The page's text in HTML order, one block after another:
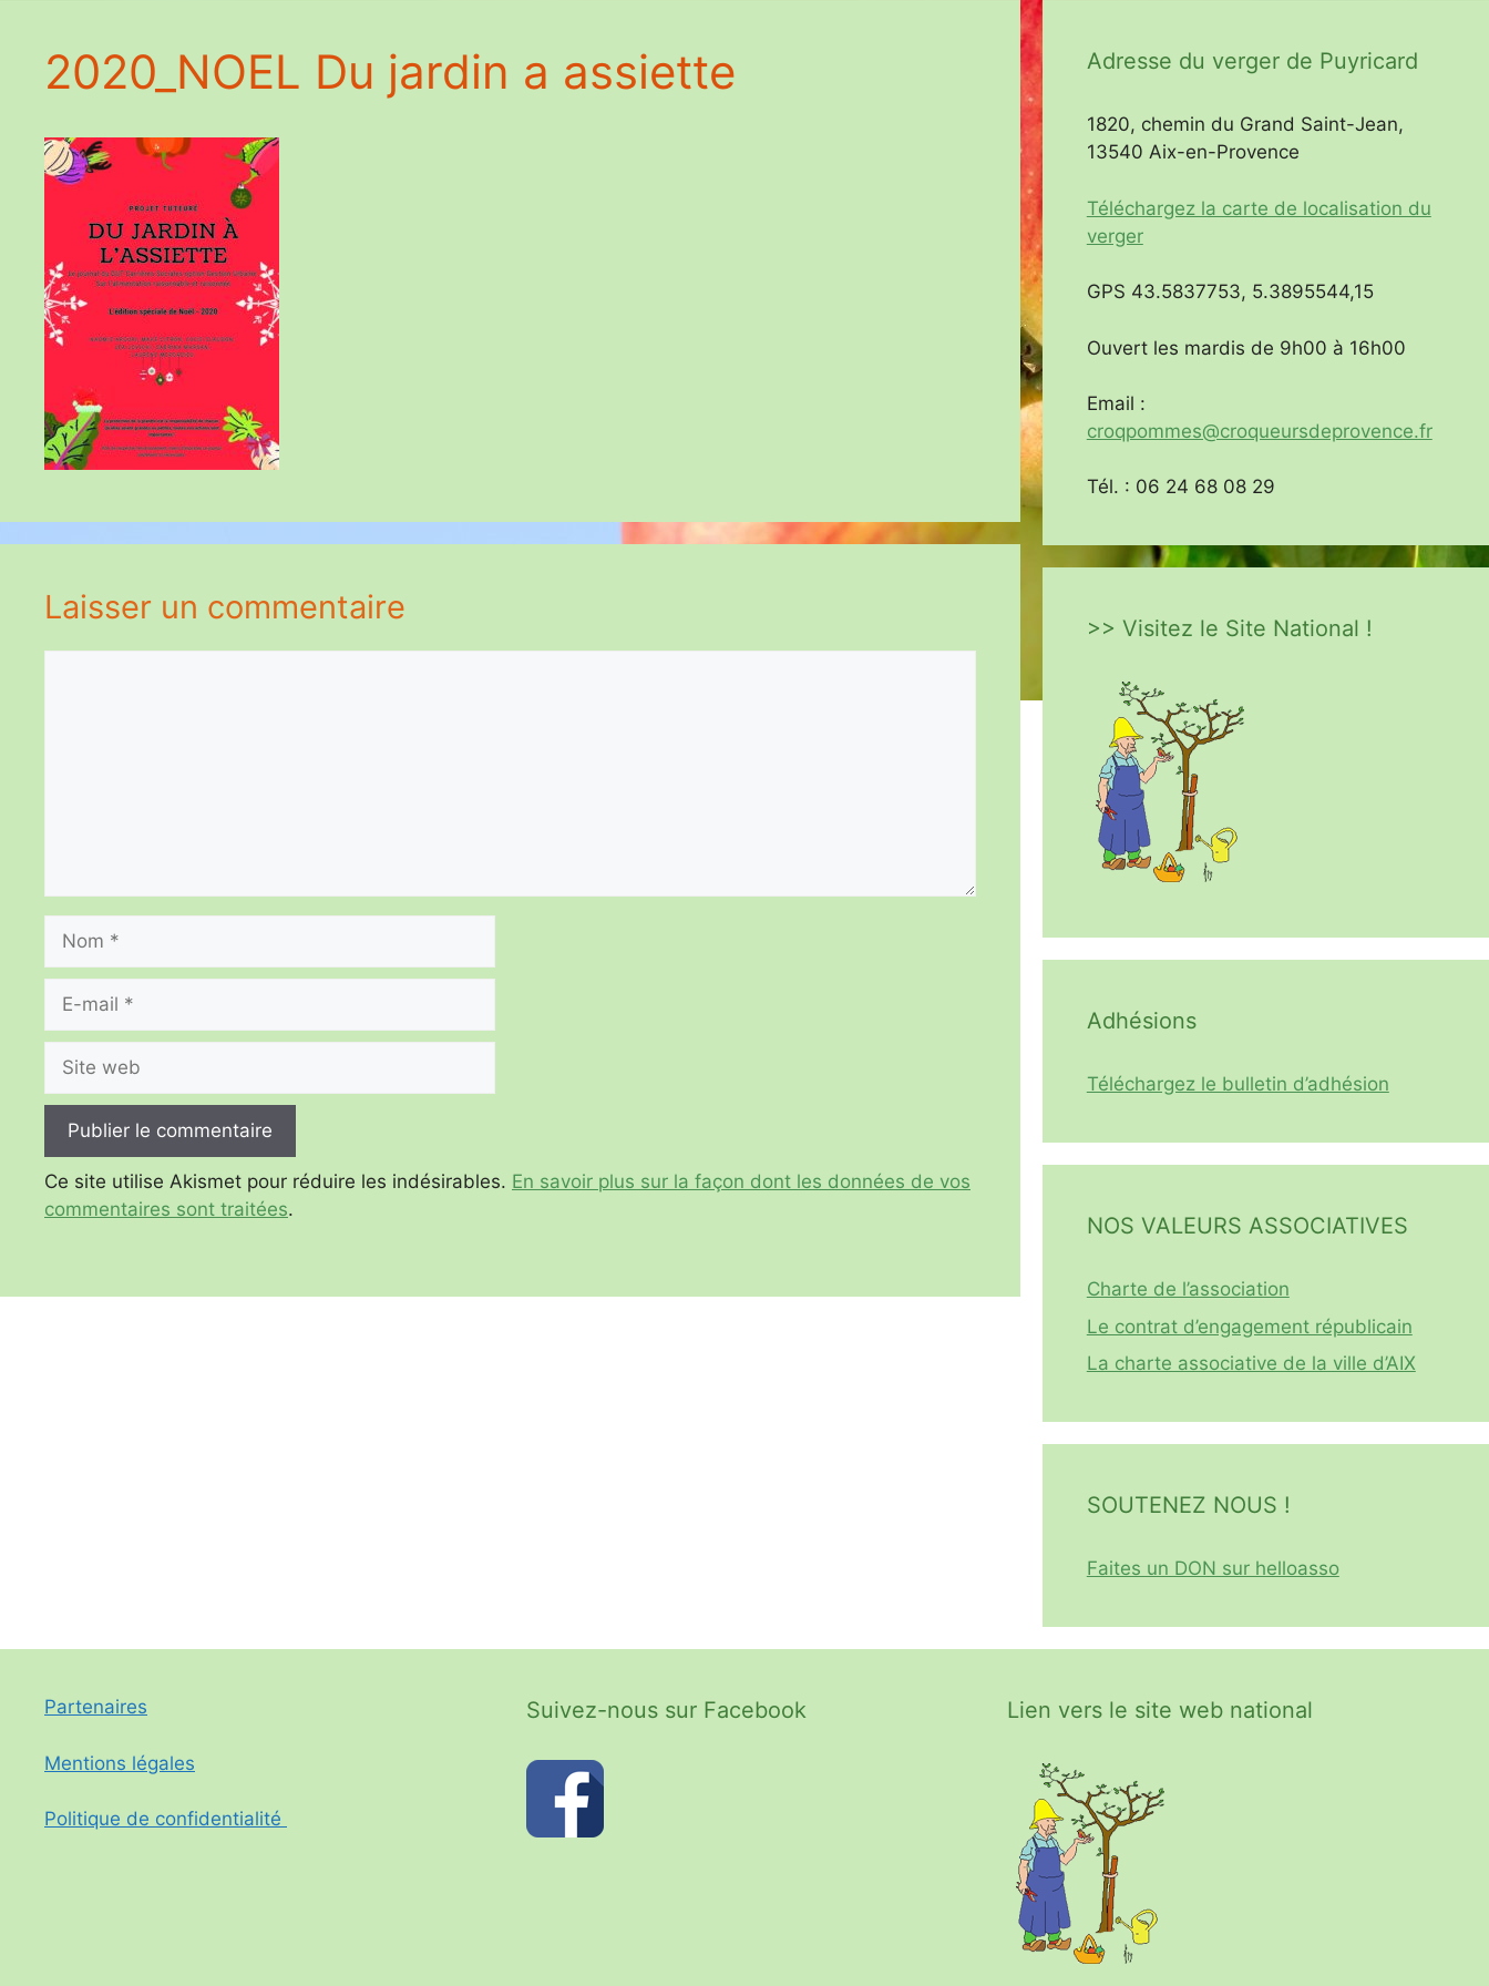
2020_NOEL Du jardin a assiette
Laisser un commentaire
Nom
Site
web
Ce site utilise Akismet pour réduire les indésirables. En savoir plus sur la façon dont les données de vos
commentaires sont traitées.
Adresse du verger de Puyricard
1820, chemin du Grand Saint-Jean,
13540 Aix-en-Provence
Téléchargez la carte de localisation du
verger
GPS 43.5837753, 5.3895544,15
Ouvert les mardis de 9h00 à 16h00
Email :
croqpommes@croqueursdeprovence.fr
Tél. : 06 24 68 08 29
>> Visitez le Site National !
Adhésions
Téléchargez le bulletin d’adhésion
NOS VALEURS ASSOCIATIVES
Charte de l’association
Le contrat d’engagement républicain
La charte associative de la ville d’AIX
SOUTENEZ NOUS !
Faites un DON sur helloasso
Partenaires
Mentions légales
Politique de confidentialité
Suivez-nous sur Facebook Lien vers le site web national